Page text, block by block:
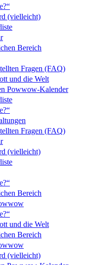
(vielleicht)
Bereich
Fragen (FAQ)
und die Welt
Powwow-Kalender
Fragen (FAQ)
(vielleicht)
Bereich
und die Welt
Bereich
(vielleicht)